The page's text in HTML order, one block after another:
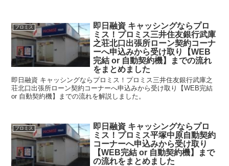
プロミス
即日融資 キャッシングならプロ
ミス！プロミス三井住友銀行武庫
之荘北口出張所ローン契約コーナ
ーへ申込みから受け取り【WEB
完結 or 自動契約機】までの流れ
をまとめました
即日融資 キャッシングならプロミス！プロミス三井住友銀行武庫之
荘北口出張所ローン契約コーナーへ申込みから受け取り【WEB完結
or 自動契約機】までの流れを解説しました。
プロミス
即日融資 キャッシングならプロ
ミス！プロミス平塚中原自動契約
コーナーへ申込みから受け取り
【WEB完結 or 自動契約機】まで
の流れをまとめました